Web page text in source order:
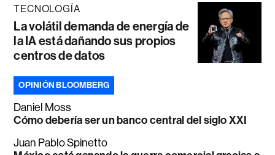
TECNOLOGÍA
La volátil demanda de energía de
la IA está dañando sus propios
centros de datos
OPINIÓN BLOOMBERG
Daniel Moss
Cómo debería ser un banco central del siglo XXI
Juan Pablo Spinetto